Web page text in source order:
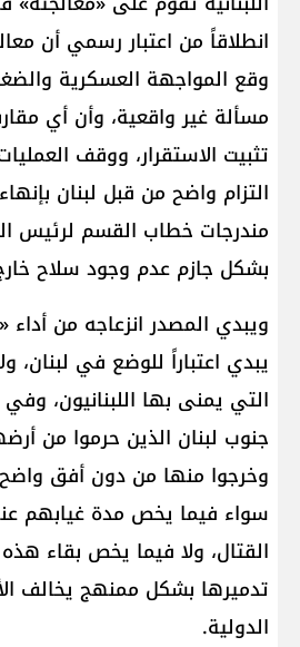
انطلاقاً من اعتبار رسمي أن
وقع المواجهة العسكرية
مسألة غير واقعية، وأن أي
تثبيت الاستقرار، ووقف
التزام واضح من قبل لبنان
مندرجات خطاب القسم لرئيس
بشكل جازم عدم وجود سلاح
ويبدي المصدر انزعاجه من أداء
يبدي اعتباراً للوضع في لبنان،
التي يمنى بها اللبنانيون،
جنوب لبنان الذين حرموا من
وخرجوا منها من دون أفق
سواء فيما يخص مدة غيابهم
القتال، ولا فيما يخص بقاء
تدميرها بشكل ممنهج يخالف
الدولية.